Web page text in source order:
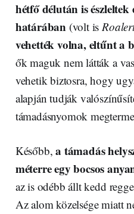
hétfő délután is
határában (volt is
vehették volna, eltűnt a
ők maguk nem látták a
vehetik biztosra, hogy
alapján tudják
támadásnyomok
Később,a támadás
méterre egy bocsos
az is odébb állt kedd
Az alom közelsége miatt